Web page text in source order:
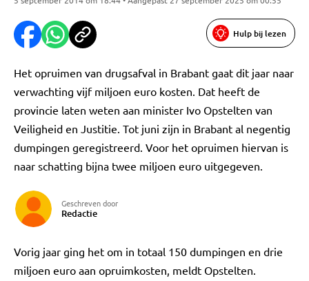
Hulp bij lezen
Het opruimen van drugsafval in Brabant gaat dit jaar naar
verwachting vijf miljoen euro kosten. Dat heeft de
provincie laten weten aan minister Ivo Opstelten van
Veiligheid en Justitie. Tot juni zijn in Brabant al negentig
dumpingen geregistreerd. Voor het opruimen hiervan is
naar schatting bijna twee miljoen euro uitgegeven.
Geschreven door
Redactie
Vorig jaar ging het om in totaal 150 dumpingen en drie
miljoen euro aan opruimkosten, meldt Opstelten.